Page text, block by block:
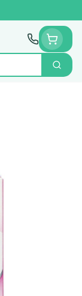
Zoek